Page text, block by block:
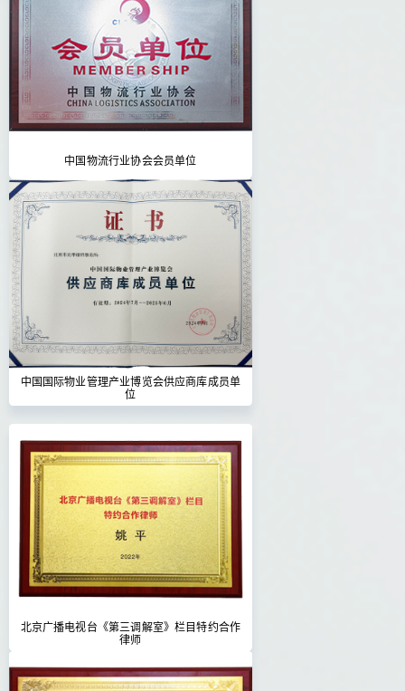
中国物流行业协会会员单位
中国国际物业管理产业博览会供应商库成员单
位
北京广播电视台《第三调解室》栏目特约合作
律师